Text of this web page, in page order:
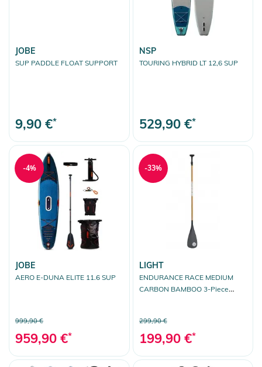
JOBE
SUP PADDLE FLOAT SUPPORT
9,90 €*
NSP
TOURING HYBRID LT 12,6 SUP
529,90 €*
JOBE
AERO E-DUNA ELITE 11.6 SUP
999,90 €
959,90 €*
-4%
LIGHT
ENDURANCE RACE MEDIUM
CARBON BAMBOO 3-Piece
299,90 €
199,90 €*
-33%